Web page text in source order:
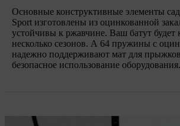
Основные конструктивные элементы
Sport изготовлены из оцинкованной
устойчивы к ржавчине. Ваш батут
несколько сезонов. А 64 пружины с
надежно поддерживают мат для
безопасное использование оборудования.